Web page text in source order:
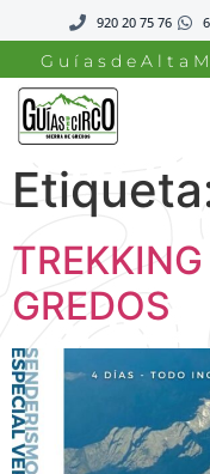
920 20 75 76
G u í a s d e A l t a
GREDOS